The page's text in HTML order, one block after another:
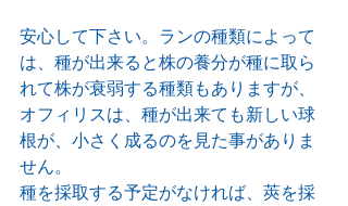
安心して下さい。ランの種類によって
は、種が出来ると株の養分が種に取ら
れて株が衰弱する種類もありますが、
オフィリスは、種が出来ても新しい球
根が、小さく成るのを見た事がありま
せん。
種を採取する予定がなければ、莢を採